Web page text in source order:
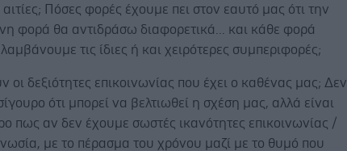
Πόσες φορές έχουμε πει στον εαυτό μας ότι την
φορά θα αντιδράσω διαφορετικά... και κάθε φορά
τις ίδιες ή και χειρότερες συμπεριφορές;
οι δεξιότητες επικοινωνίας που έχει ο καθένας μας; Δεν
ότι μπορεί να βελτιωθεί η σχέση μας, αλλά είναι
πως αν δεν έχουμε σωστές ικανότητες επικοινωνίας /
με το πέρασμα του χρόνου μαζί με το θυμό που